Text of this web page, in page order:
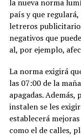
la nueva norma
país y que
letreros
negativos que
al, por ejemplo,
La norma exigirá
las 07:00 de la
apagadas. Además,
instalen se les
establecerá
como el de calles,